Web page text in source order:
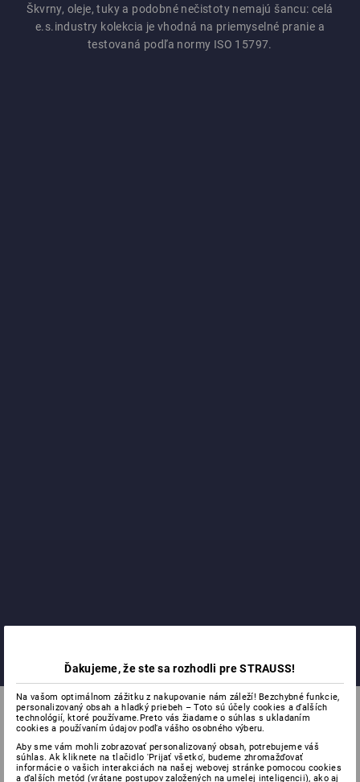
Škvrny, oleje, tuky a podobné nečistoty nemajú šancu: celá
e.s.industry kolekcia je vhodná na priemyselné pranie a
testovaná podľa normy ISO 15797.
Ďakujeme, že ste sa rozhodli pre STRAUSS!
Na vašom optimálnom zážitku z nakupovanie nám záleží! Bezchybné funkcie,
personalizovaný obsah a hladký priebeh – Toto sú účely cookies a ďalších
technológií, ktoré používame.Preto vás žiadame o súhlas s ukladaním
cookies a používaním údajov podľa vášho osobného výberu.
Aby sme vám mohli zobrazovať personalizovaný obsah, potrebujeme váš
súhlas. Ak kliknete na tlačidlo 'Prijať všetko', budeme zhromažďovať
informácie o vašich interakciách na našej webovej stránke pomocou cookies
a ďalších metód (vrátane postupov založených na umelej inteligencii), ako aj